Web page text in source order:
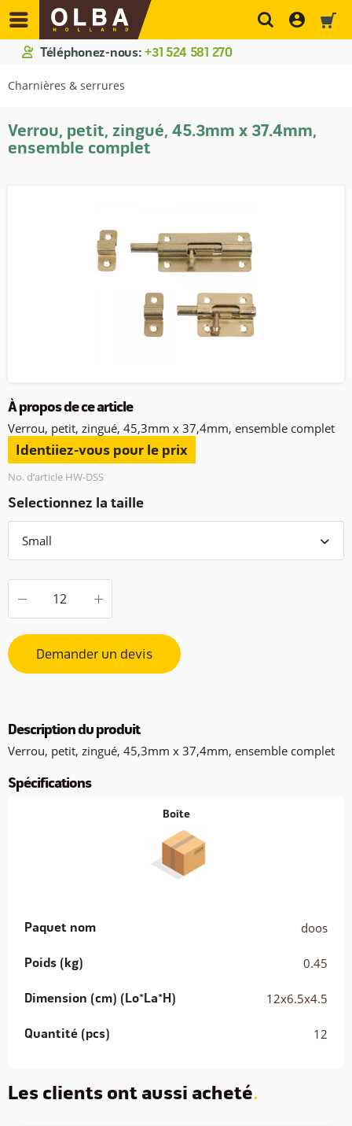
Téléphonez-nous: +31 524 581 270
Charnières & serrures
Verrou, petit, zingué, 45.3mm x 37.4mm,
ensemble complet
À propos de ce article
Verrou, petit, zingué, 45,3mm x 37,4mm, ensemble complet
Identiiez-vous pour le prix
No. d’article HW-DSS
Selectionnez la taille
Demander un devis
Description du produit
Verrou, petit, zingué, 45,3mm x 37,4mm, ensemble complet
Spécifications
Boîte
Paquet nom doos
Poids (kg) 0.45
Dimension (cm) (Lo*La*H) 12x6.5x4.5
Quantité (pcs) 12
Les clients ont aussi acheté